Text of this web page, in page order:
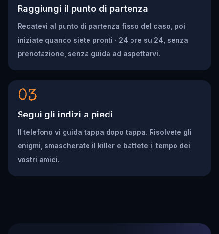
Raggiungi il punto di partenza
Recatevi al punto di partenza fisso del caso, poi
iniziate quando siete pronti · 24 ore su 24, senza
prenotazione, senza guida ad aspettarvi.
03
Segui gli indizi a piedi
Il telefono vi guida tappa dopo tappa. Risolvete gli
enigmi, smascherate il killer e battete il tempo dei
vostri amici.